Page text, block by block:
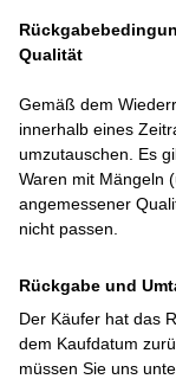
Qualität
Gemäß dem
innerhalb eines
umzutauschen. Es
Waren mit Mängeln
angemessener
nicht passen.
Rückgabe und
Der Käufer hat das
dem Kaufdatum
müssen Sie uns